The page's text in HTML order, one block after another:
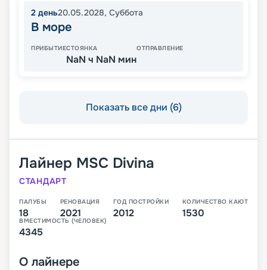
2 день20.05.2028, Суббота
В море
ПРИБЫТИЕСТОЯНКА
NaN ч NaN мин
ОТПРАВЛЕНИЕ
Показать все дни (6)
Лайнер MSC Divina
СТАНДАРТ
ПАЛУБЫ
18
РЕНОВАЦИЯ
2021
ГОД ПОСТРОЙКИ
2012
КОЛИЧЕСТВО КАЮТ
1530
ВМЕСТИМОСТЬ (ЧЕЛОВЕК)
4345
О лайнере